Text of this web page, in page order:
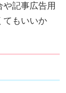
記事広告用
てもいいか